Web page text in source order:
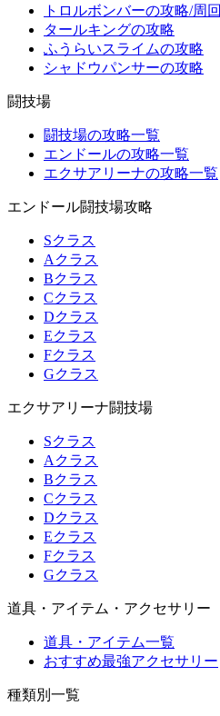
トロルボンバーの攻略/周回
タールキングの攻略
ふうらいスライムの攻略
シャドウパンサーの攻略
闘技場
闘技場の攻略一覧
エンドールの攻略一覧
エクサアリーナの攻略一覧
エンドール闘技場攻略
Sクラス
Aクラス
Bクラス
Cクラス
Dクラス
Eクラス
Fクラス
Gクラス
エクサアリーナ闘技場
Sクラス
Aクラス
Bクラス
Cクラス
Dクラス
Eクラス
Fクラス
Gクラス
道具・アイテム・アクセサリー
道具・アイテム一覧
おすすめ最強アクセサリー
種類別一覧